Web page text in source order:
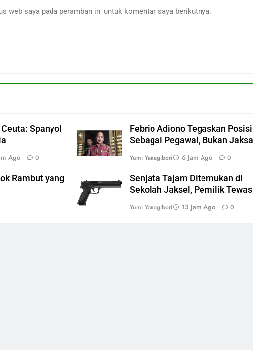
web saya pada peramban ini untuk komentar saya berikutnya.
Spanyol
Ago 0
Febrio Adiono Tegaskan Posisi
Sebagai Pegawai, Bukan Jaksa
Yumi Yanagibori 6 Jam Ago 0
Rambut yang
Senjata Tajam Ditemukan di
Sekolah Jaksel, Pemilik Tewas
Yumi Yanagibori 13 Jam Ago 0